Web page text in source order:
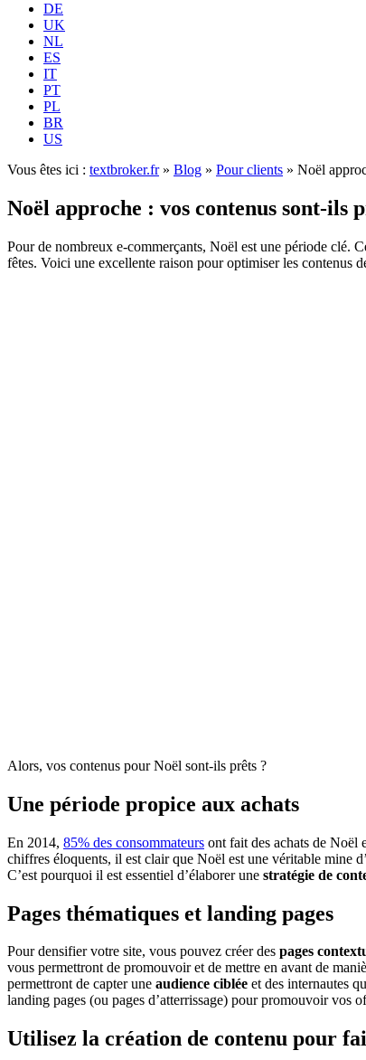
DE
UK
NL
ES
IT
PT
PL
BR
US
Vous êtes ici : textbroker.fr» Blog » Pour clients » Noël
Noël approche : vos contenus sont-ils
Pour de nombreux e-commerçants, Noël est une période clé.
fêtes. Voici une excellente raison pour optimiser les contenus
Alors, vos contenus pour Noël sont-ils prêts ?
Une période propice aux achats
En 2014, 85% des consommateurs ont fait des achats de Noël
chiffres éloquents, il est clair que Noël est une véritable mine
C’est pourquoi il est essentiel d’élaborer une stratégie de
Pages thématiques et landing pages
Pour densifier votre site, vous pouvez créer des pages
vous permettront de promouvoir et de mettre en avant de
permettront de capter une audience ciblée et des internautes
landing pages (ou pages d’atterrissage) pour promouvoir vos
Utilisez la création de contenu pour